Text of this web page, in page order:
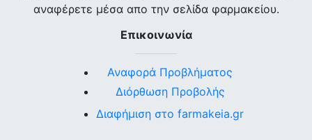
αναφέρετε μέσα απο την σελίδα φαρμακείου.
Επικοινωνία
Αναφορά Προβλήματος
Διόρθωση Προβολής
Διαφήμιση στο farmakeia.gr